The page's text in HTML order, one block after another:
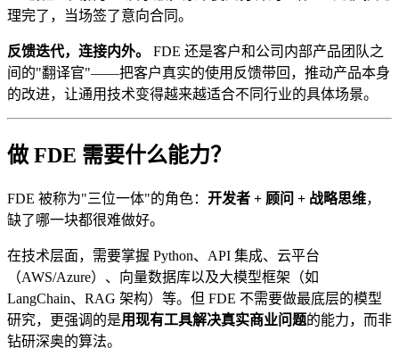
理完了，当场签了意向合同。
反馈迭代，连接内外。​
FDE 还是客户和公司内部产品团队之
间的"翻译官"——把客户真实的使用反馈带回，推动产品本身
的改进，让通用技术变得越来越适合不同行业的具体场景。
做 FDE 需要什么能力？​
FDE 被称为"三位一体"的角色： 开发者 + 顾问 + 战略思维，
缺了哪一块都很难做好。
在技术层面，需要掌握 Python、API 集成、云平台
（AWS/Azure）、向量数据库以及大模型框架（如
LangChain、RAG 架构）等。但 FDE 不需要做最底层的模型
研究，更强调的是用现有工具解决真实商业问题的能力，而非
钻研深奥的算法。